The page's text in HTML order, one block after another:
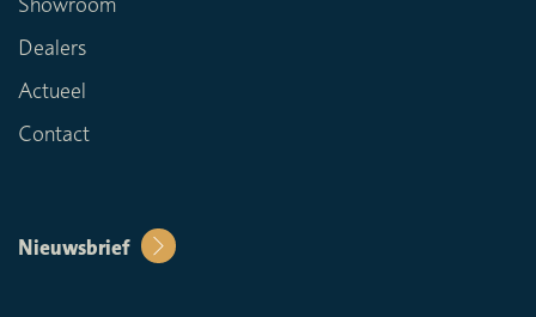
Dealers
Actueel
Contact
Nieuwsbrief